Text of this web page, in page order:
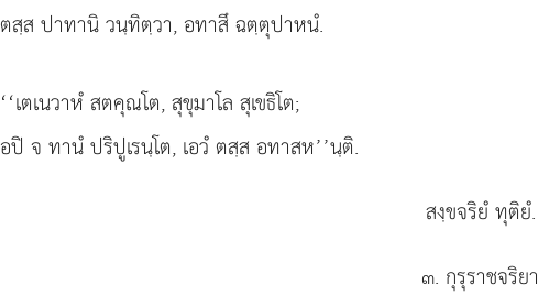
ตสฺส ปาทานิ วนฺทิตฺวา, อทาสึ ฉตฺตุปาหนํ.
‘‘เตเนวาหํสตคุณโต, สุขุมาโล สุเขธิโต;
อปิ จ ทานํ ปริปูเรนฺโต, เอวํ ตสฺส อทาสห’’นฺติ.
สงฺขจริยํ ทุติยํ.
๓. กุรุราชจริยา